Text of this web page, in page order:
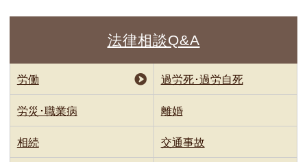
法律相談Q&A
労働 過労死･過労自死
労災･職業病 離婚
相続 交通事故